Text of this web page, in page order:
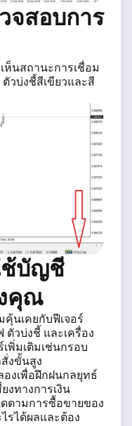
จสอบการ
ห็นสถานะการเชื่อม
วบ่งชี้สีเขียวและสี
ช้บัญชี
คุณ
คุ้นเคยกับฟีเจอร์
ตัวบ่งชี้ และเครื่อง
พิ่มเติมเช่นกรอบ
งขั้นสูง
งเพื่อฝึกฝนกลยุทธ์
งทางการเงิน
ตามการซื้อขายของ
รได้ผลและต้อง